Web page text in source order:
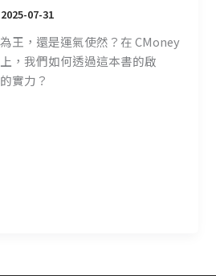
2025-07-31
王，還是運氣使然？在 CMoney
，我們如何透過這本書的啟
實力？